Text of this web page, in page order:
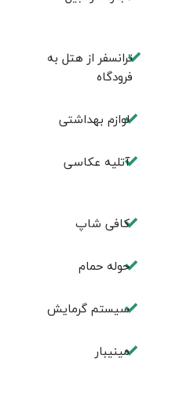
ترانسفر از هتل به
فرودگاه
لوازم بهداشتی
آتليه عكاسی
كافی شاپ
حوله حمام
سیستم گرمایش
مینیبار